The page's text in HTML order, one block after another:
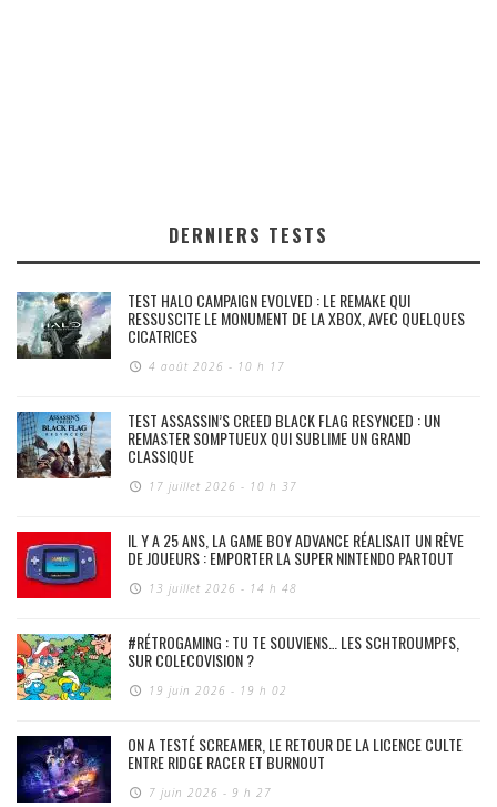
DERNIERS TESTS
TEST HALO CAMPAIGN EVOLVED : LE REMAKE QUI
RESSUSCITE LE MONUMENT DE LA XBOX, AVEC QUELQUES
CICATRICES
4 août 2026 - 10 h 17
TEST ASSASSIN’S CREED BLACK FLAG RESYNCED : UN
REMASTER SOMPTUEUX QUI SUBLIME UN GRAND
CLASSIQUE
17 juillet 2026 - 10 h 37
IL Y A 25 ANS, LA GAME BOY ADVANCE RÉALISAIT UN RÊVE
DE JOUEURS : EMPORTER LA SUPER NINTENDO PARTOUT
13 juillet 2026 - 14 h 48
#RÉTROGAMING : TU TE SOUVIENS… LES SCHTROUMPFS,
SUR COLECOVISION ?
19 juin 2026 - 19 h 02
ON A TESTÉ SCREAMER, LE RETOUR DE LA LICENCE CULTE
ENTRE RIDGE RACER ET BURNOUT
7 juin 2026 - 9 h 27